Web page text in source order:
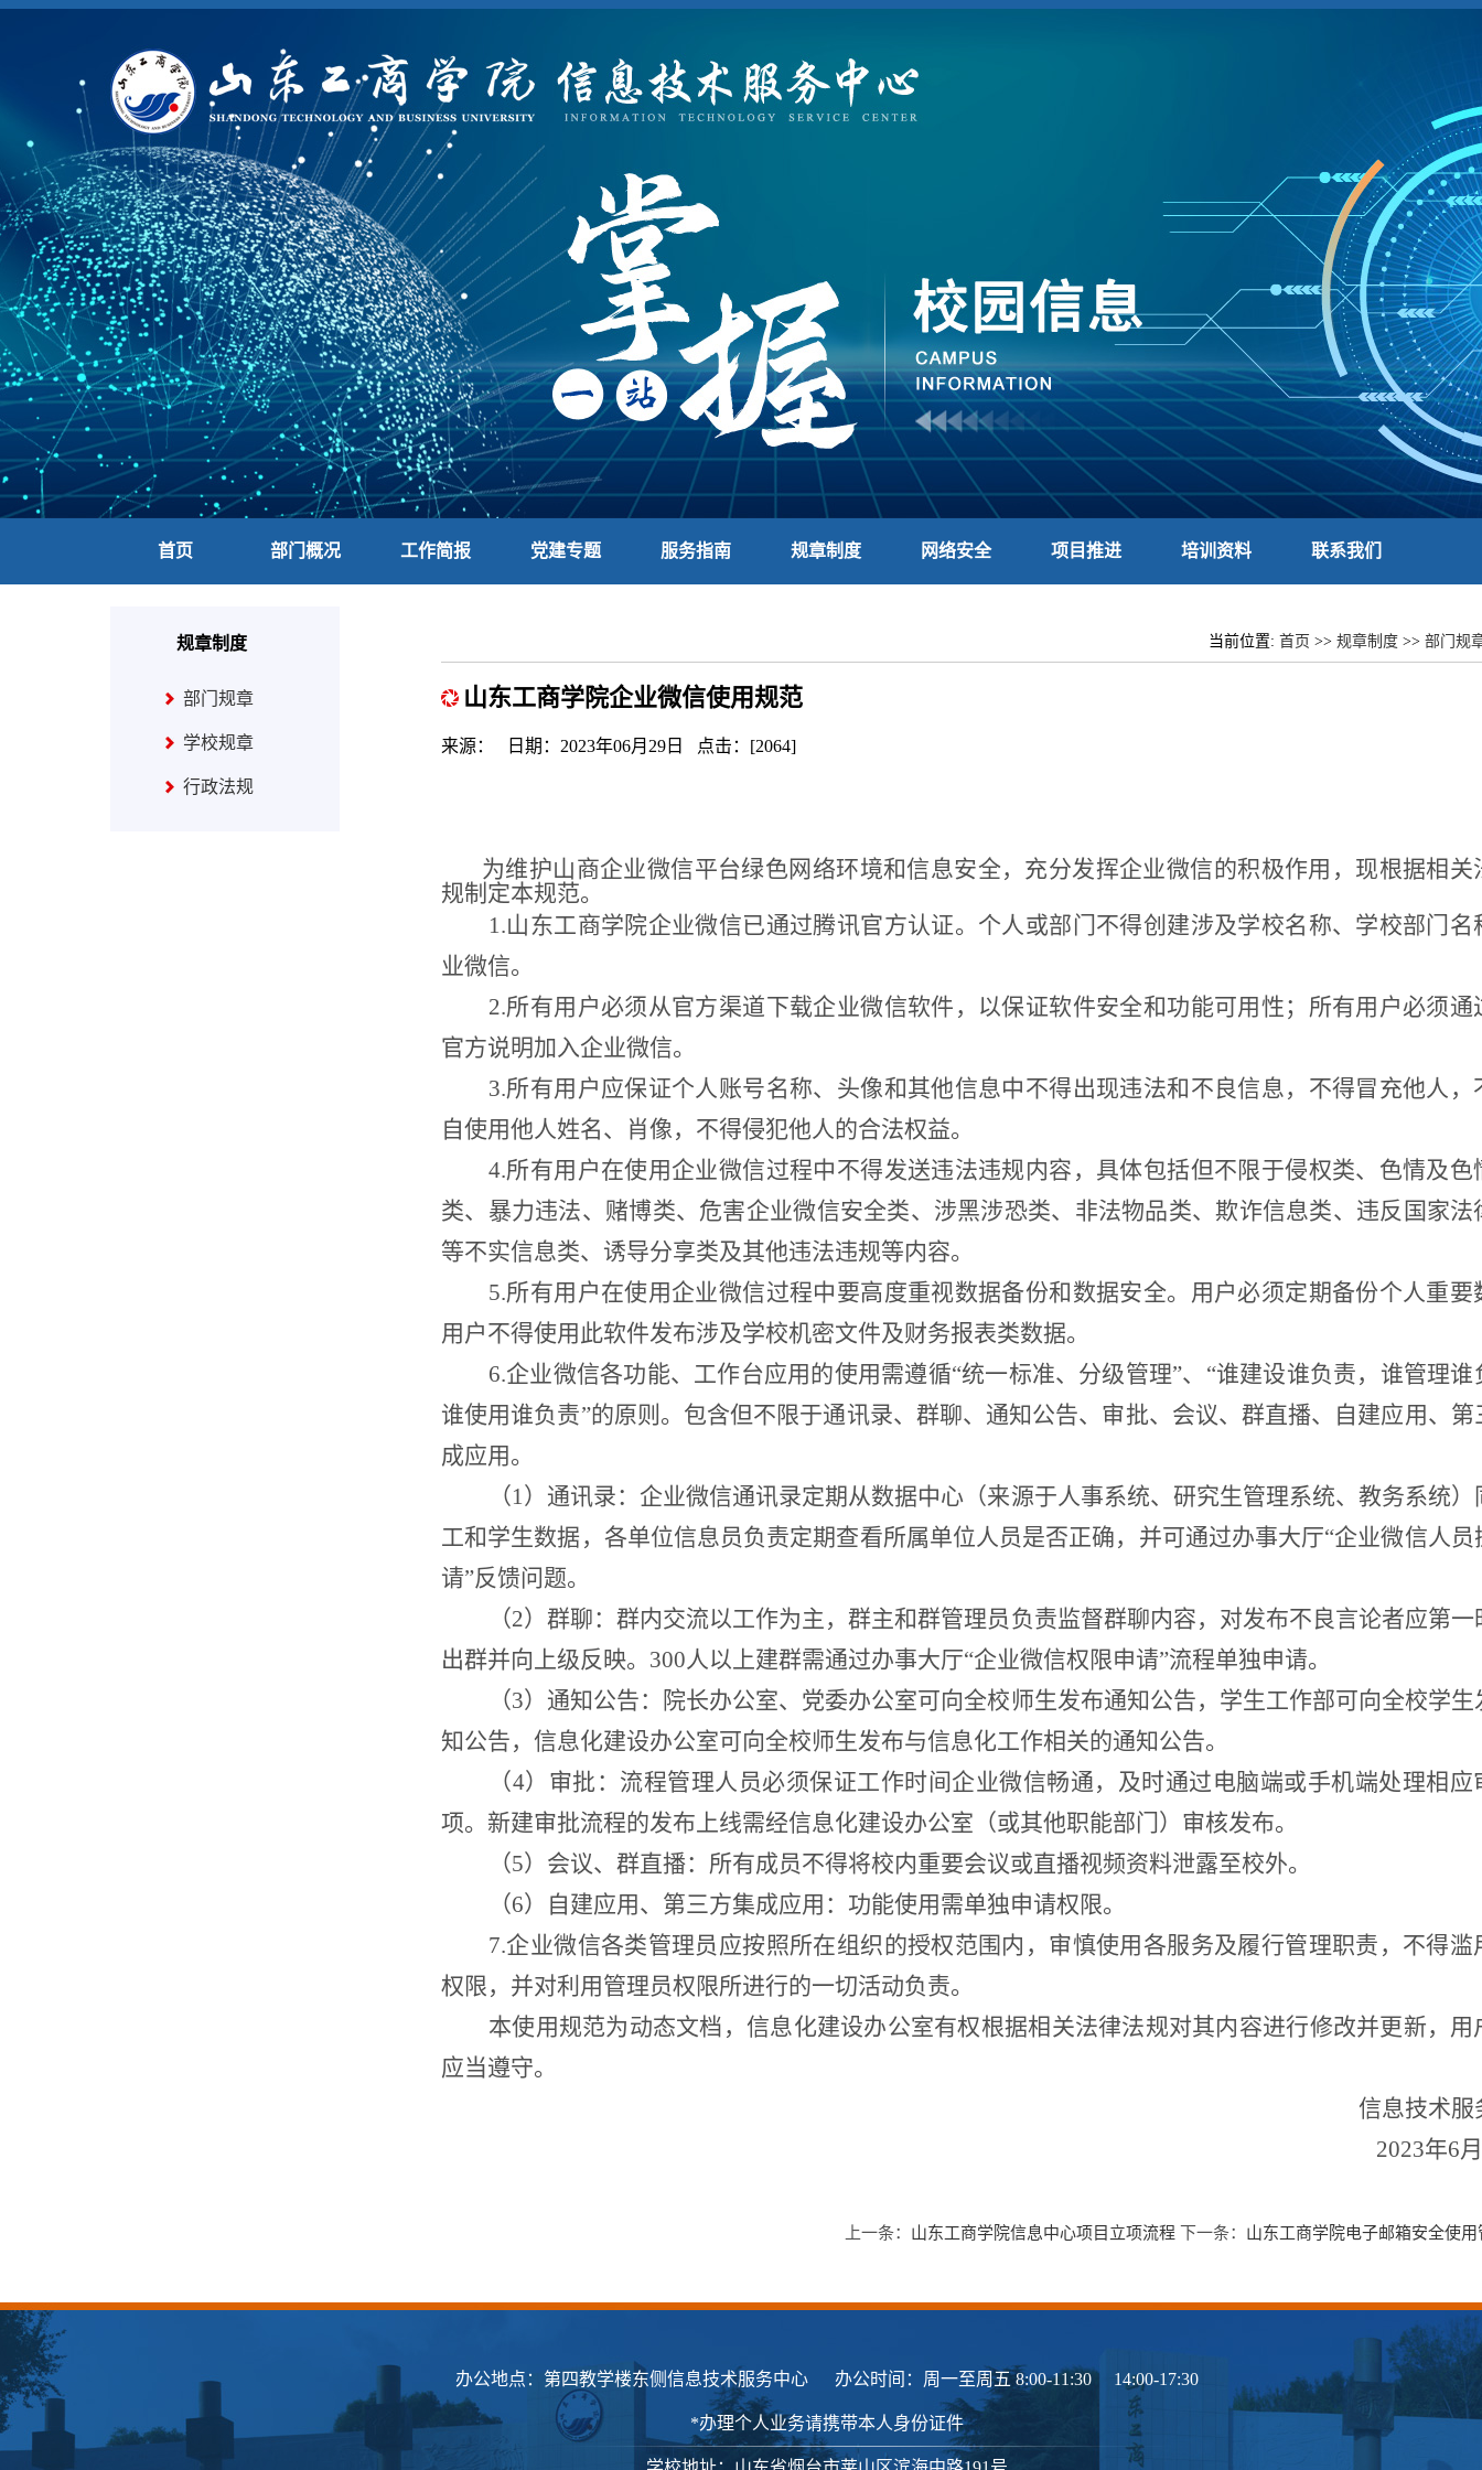
首页 部门概况 工作简报 党建专题 服务指南 规章制度 网络安全 项目推进 培训资料 联系我们
规章制度
部门规章
学校规章
行政法规
当前位置: 首页 >> 规章制度 >> 部门规
山东工商学院企业微信使用规范
来源： 日期：2023年06月29日 点击：[2064]
为维护山商企业微信平台绿色网络环境和信息安全，充分发挥企业微信的积极作用，现根据相关
规制定本规范。
1.山东工商学院企业微信已通过腾讯官方认证。个人或部门不得创建涉及学校名称、学校部门名
业微信。
2.所有用户必须从官方渠道下载企业微信软件，以保证软件安全和功能可用性；所有用户必须通
官方说明加入企业微信。
3.所有用户应保证个人账号名称、头像和其他信息中不得出现违法和不良信息，不得冒充他人，
自使用他人姓名、肖像，不得侵犯他人的合法权益。
4.所有用户在使用企业微信过程中不得发送违法违规内容，具体包括但不限于侵权类、色情及色
类、暴力违法、赌博类、危害企业微信安全类、涉黑涉恐类、非法物品类、欺诈信息类、违反国家法
等不实信息类、诱导分享类及其他违法违规等内容。
5.所有用户在使用企业微信过程中要高度重视数据备份和数据安全。用户必须定期备份个人重要
用户不得使用此软件发布涉及学校机密文件及财务报表类数据。
6.企业微信各功能、工作台应用的使用需遵循“统一标准、分级管理”、“谁建设谁负责，谁管理谁
谁使用谁负责”的原则。包含但不限于通讯录、群聊、通知公告、审批、会议、群直播、自建应用、第
成应用。
（1）通讯录：企业微信通讯录定期从数据中心（来源于人事系统、研究生管理系统、教务系统）
工和学生数据，各单位信息员负责定期查看所属单位人员是否正确，并可通过办事大厅“企业微信人员
请”反馈问题。
（2）群聊：群内交流以工作为主，群主和群管理员负责监督群聊内容，对发布不良言论者应第一
出群并向上级反映。300人以上建群需通过办事大厅“企业微信权限申请”流程单独申请。
（3）通知公告：院长办公室、党委办公室可向全校师生发布通知公告，学生工作部可向全校学生
知公告，信息化建设办公室可向全校师生发布与信息化工作相关的通知公告。
（4）审批：流程管理人员必须保证工作时间企业微信畅通，及时通过电脑端或手机端处理相应
项。新建审批流程的发布上线需经信息化建设办公室（或其他职能部门）审核发布。
（5）会议、群直播：所有成员不得将校内重要会议或直播视频资料泄露至校外。
（6）自建应用、第三方集成应用：功能使用需单独申请权限。
7.企业微信各类管理员应按照所在组织的授权范围内，审慎使用各服务及履行管理职责，不得滥
权限，并对利用管理员权限所进行的一切活动负责。
本使用规范为动态文档，信息化建设办公室有权根据相关法律法规对其内容进行修改并更新，用
应当遵守。
信息技术服
2023年6
上一条： 山东工商学院信息中心项目立项流程 下一条： 山东工商学院电子邮箱安全使用
办公地点：第四教学楼东侧信息技术服务中心 办公时间：周一至周五 8:00-11:30 14:00-17:30
*办理个人业务请携带本人身份证件